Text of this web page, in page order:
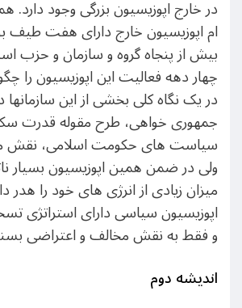
در خارج اپوزیسیون بزرگی وجود دارد.
ام اپوزیسیون خارج دارای هفت طیف
بیش از پنجاه گروه و سازمان و حزب
چهار دهه فعالیت این اپوزیسیون را
در یک نگاه کلی بخشی از این سازمانها
جمهوری خواهی، طرح مقوله قدرت
سیاست های حکومت اسلامی، نقش
ولی در ضمن همین اپوزیسیون بسیار
میزان زیادی از انرژی های خود را
اپوزیسیون سیاسی دارای استراتژی
و فقط به نقش مخالف و اعتراضی
اندیشه دوم